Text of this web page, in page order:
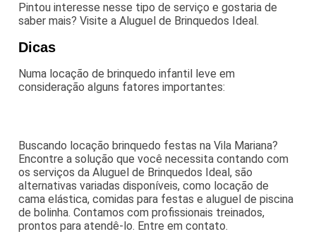
Pintou interesse nesse tipo de serviço e gostaria de
saber mais? Visite a Aluguel de Brinquedos Ideal.
Dicas
Numa locação de brinquedo infantil leve em
consideração alguns fatores importantes:
Buscando locação brinquedo festas na Vila Mariana?
Encontre a solução que você necessita contando com
os serviços da Aluguel de Brinquedos Ideal, são
alternativas variadas disponíveis, como locação de
cama elástica, comidas para festas e aluguel de piscina
de bolinha. Contamos com profissionais treinados,
prontos para atendê-lo. Entre em contato.